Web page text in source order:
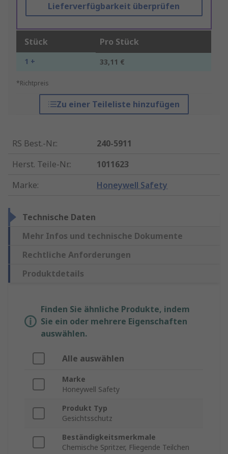
Lieferverfügbarkeit überprüfen
Stück Pro Stück
1 + 33,11 €
*Richtpreis
Zu einer Teileliste hinzufügen
RS Best.-Nr.:
240-5911
Herst. Teile-Nr.:
1011623
Marke: Honeywell Safety
Technische Daten
Mehr Infos und technische Dokumente
Rechtliche Anforderungen
Produktdetails
Finden Sie ähnliche Produkte, indem
Sie ein oder mehrere Eigenschaften
auswählen.
Alle auswählen
Marke
Honeywell Safety
Produkt Typ
Gesichtsschutz
Beständigkeitsmerkmale
Chemische Spritzer, Fliegende Teilchen